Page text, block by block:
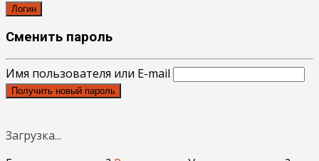
Логин
Сменить пароль
Имя пользователя или E-mail
Получить новый пароль
Загрузка...